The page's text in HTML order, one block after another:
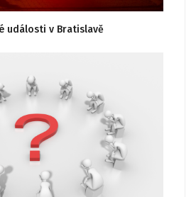
události v Bratislavě